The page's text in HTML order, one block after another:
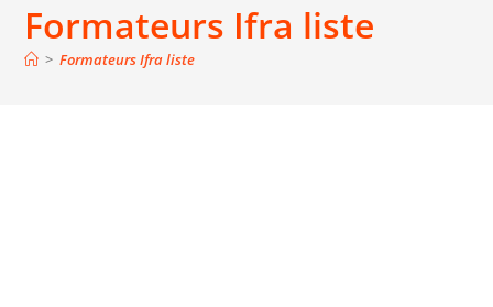
Formateurs Ifra liste
> Formateurs Ifra liste